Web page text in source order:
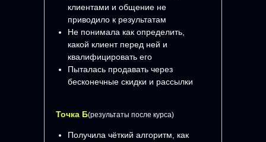
клиентами и общение не
приводило к результатам
Не понимала как определить,
какой клиент перед ней и
квалифицировать его
Пыталась продавать через
бесконечные скидки и рассылки
Точка Б
Получила чёткий алгоритм, как
(результаты после курса)